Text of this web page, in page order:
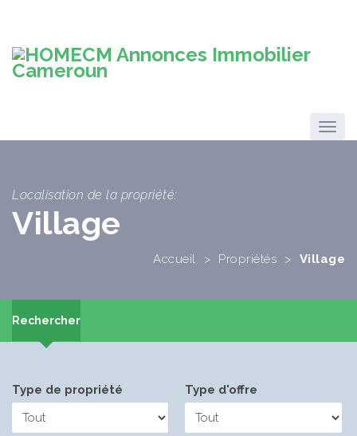
Localisation de la propriété:
Village
Accueil > Propriétés > Village
Rechercher
Type de propriété Type d'offre